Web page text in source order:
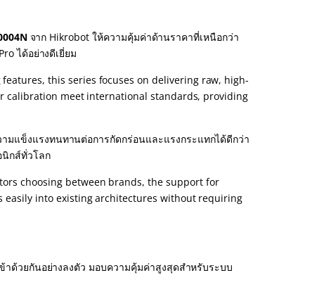
จาก Hikrobot ให้ความคุ้มค่าด้านราคาที่เหนือกว่า
ได้อย่างดีเยี่ยม
this series focuses on delivering raw, high-
calibration meet international standards, providing
แข็งแรงทนทานต่อการกัดกร่อนและแรงกระแทกได้ดีกว่า
กส์ทั่วโลก
choosing between brands, the support for
easily into existing architectures without requiring
าด้วยกันอย่างลงตัว มอบความคุ้มค่าสูงสุดสำหรับระบบ